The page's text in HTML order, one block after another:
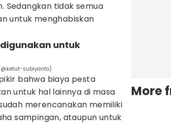
Sedangkan tidak semua
untuk menghabiskan
untuk
subiyanto)
bahwa biaya pesta
untuk hal lainnya di masa
merencanakan memiliki
sampingan, ataupun untuk
More